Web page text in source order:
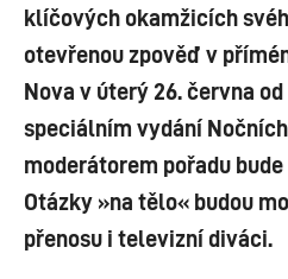
klíčových okamžicích
otevřenou zpověď v
Nova v úterý 26. června
speciálním vydání
moderátorem pořadu
Otázky »na tělo« budou
přenosu i televizní diváci.